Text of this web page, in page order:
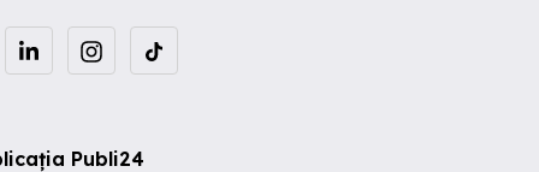
Publi24